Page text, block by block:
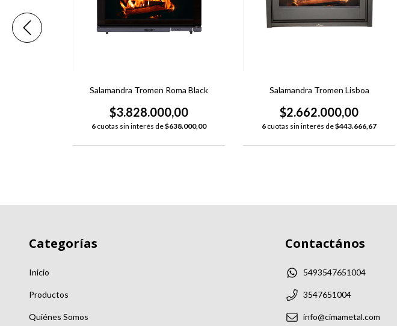
Salamandra Tromen Roma Black
$3.828.000,00
6 cuotas sin interés de$638.000,00
Salamandra Tromen Lisboa
$2.662.000,00
6 cuotas sin interés de$443.666,67
Categorías
Inicio
Productos
Quiénes Somos
Contactános
5493547651004
3547651004
info@cimametal.com